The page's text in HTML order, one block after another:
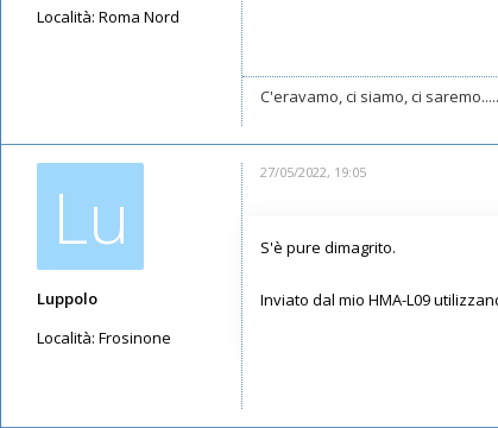
Località: Roma Nord
C'eravamo, ci siamo, ci
Lu
Luppolo
Località: Frosinone
27/05/2022, 19:05
S'è pure dimagrito.
Inviato dal mio HMA-L09